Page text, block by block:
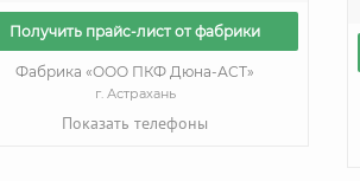
Получить прайс-лист от фабрики
Фабрика «ООО ПКФ Дюна-АСТ»
г. Астрахань
Показать телефоны